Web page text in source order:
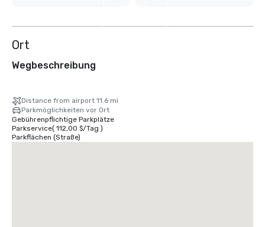
Ort
Wegbeschreibung
Distance from airport 11.6 mi
Parkmöglichkeiten vor Ort
Gebührenpflichtige Parkplätze
Parkservice( 112,00 $/Tag )
Parkflächen (Straße)